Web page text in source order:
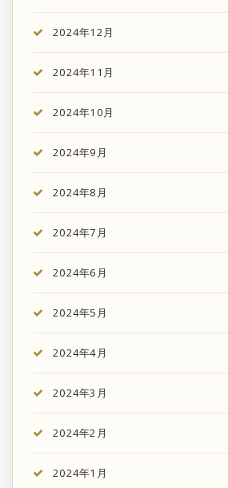
2024年12月
2024年11月
2024年10月
2024年9月
2024年8月
2024年7月
2024年6月
2024年5月
2024年4月
2024年3月
2024年2月
2024年1月